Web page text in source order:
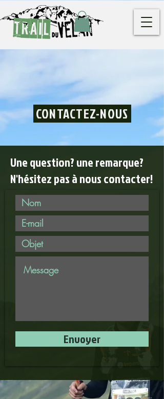
CONTACTEZ-NOUS
Une question? une remarque?
N'hésitez pas à nous contacter!
Envoyer